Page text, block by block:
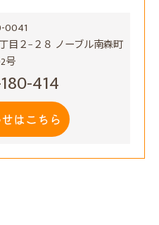
0041
目２−２８ ノーブル南森町
号
414
はこちら